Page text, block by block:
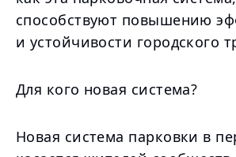
способствуют повышению
и устойчивости городского
Для кого новая система?
Новая система парковки в